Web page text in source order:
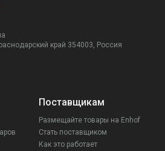
край 354003, Россия
Поставщикам
Размещайте товары на Enhof
Стать поставщиком
Как это работает